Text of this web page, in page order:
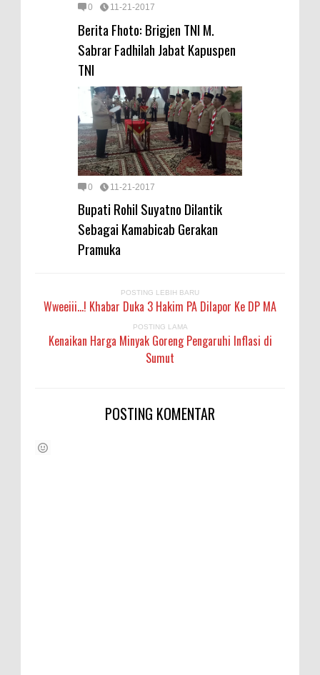
0 11-21-2017
Berita Fhoto: Brigjen TNI M.
Sabrar Fadhilah Jabat Kapuspen
TNI
0 11-21-2017
Bupati Rohil Suyatno Dilantik
Sebagai Kamabicab Gerakan
Pramuka
POSTING LEBIH BARU
Wweeiii...! Khabar Duka 3 Hakim PA Dilapor Ke DP MA
POSTING LAMA
Kenaikan Harga Minyak Goreng Pengaruhi Inflasi di
Sumut
POSTING KOMENTAR